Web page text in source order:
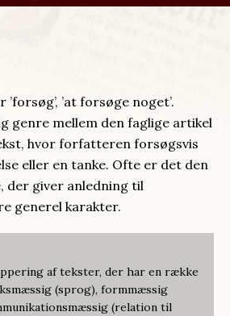
’forsøg’, ’at forsøge noget’.
genre mellem den faglige artikel
hvor forfatteren forsøgsvis
eller en tanke. Ofte er det den
der giver anledning til
generel karakter.
af tekster, der har en række
(sprog), formmæssig
(relation til